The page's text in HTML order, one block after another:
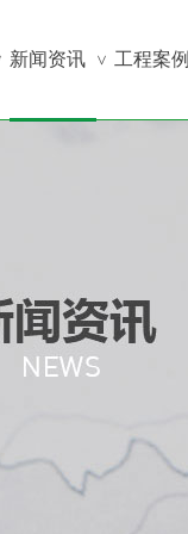
新闻资讯 > 工程案例